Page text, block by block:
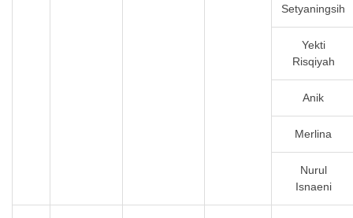
Setyaningsih
Yekti
Risqiyah
Anik
Merlina
Nurul
Isnaeni